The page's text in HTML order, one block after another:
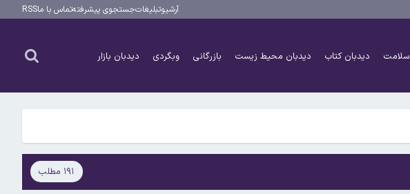
آرشیوتبلیغاتجستجوی پیشرفتهتماس با ماRSS
سلامت دیدبان کتاب دیدبان محیط زیست بازرگانی وبگردی دیدبان بازار
ایران برای خرید ۱۵ هزار تن اورانیوم با استرالیا به توافق رسید/ راه اندازی ۸ نیروگاه برق اتمی در بوشهر، اهواز، اصفهان و ساوه از سال ۱۳۶۳/ ایران تا ۷ سال دیکر ۲۳ هزار مگاوات برق اتمی تولید و خاموشی ها پایان پیدا می
۱۹۱ مطلب